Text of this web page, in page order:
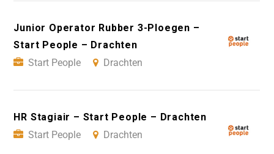
Junior Operator Rubber 3-Ploegen –
Start People – Drachten
Start People
Drachten
HR Stagiair – Start People – Drachten
Start People
Drachten